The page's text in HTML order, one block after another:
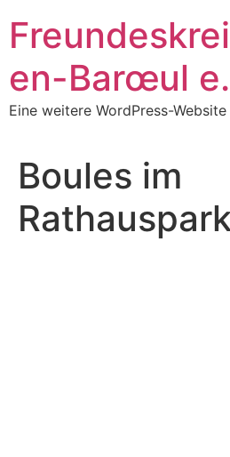
Inhalt
springen
en-Barœul
Eine weitere WordPress-Website
Boules im